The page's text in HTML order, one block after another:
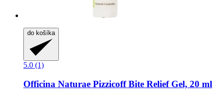
do košíka
5.0 (1)
Officina Naturae Pizzicoff Bite Relief Gel, 20 ml